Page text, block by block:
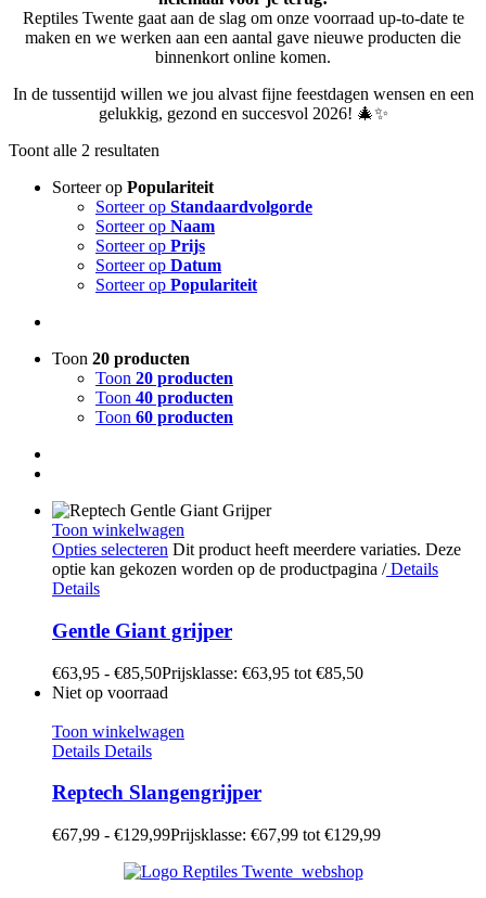
Reptiles Twente gaat aan de slag om onze voorraad up-to-date te
maken en we werken aan een aantal gave nieuwe producten die
binnenkort online komen.
In de tussentijd willen we jou alvast fijne feestdagen wensen en een
gelukkig, gezond en succesvol 2026! 🎄✨
Toont alle 2 resultaten
Sorteer op Populariteit
Sorteer op Standaardvolgorde
Sorteer op Naam
Sorteer op Prijs
Sorteer op Datum
Sorteer op Populariteit
Toon 20 producten
Toon 20 producten
Toon 40 producten
Toon 60 producten
Toon winkelwagen
Opties selecteren Dit product heeft meerdere variaties. Deze
optie kan gekozen worden op de productpagina /Details
Details
Gentle Giant grijper
€63,95 - €85,50Prijsklasse: €63,95 tot €85,50
Niet op voorraad
Toon winkelwagen
Details Details
Reptech Slangengrijper
€67,99 - €129,99Prijsklasse: €67,99 tot €129,99